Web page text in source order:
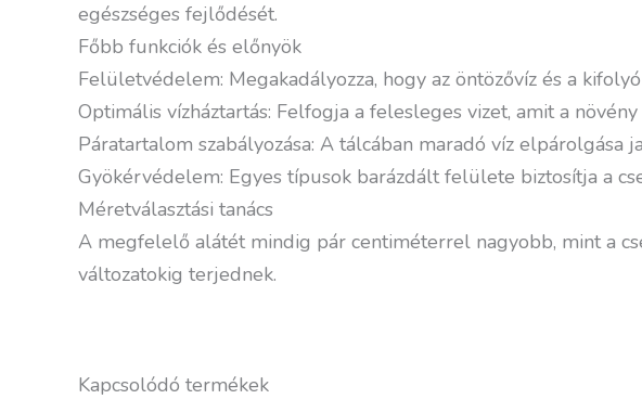
egészséges fejlődését.
Főbb funkciók és előnyök
Felületvédelem: Megakadályozza, hogy az öntözővíz és a
Optimális vízháztartás: Felfogja a felesleges vizet, amit a
Páratartalom szabályozása: A tálcában maradó víz elpárolgása
Gyökérvédelem: Egyes típusok barázdált felülete biztosítja a
Méretválasztási tanács
A megfelelő alátét mindig pár centiméterrel nagyobb, mint a
változatokig terjednek.
Kapcsolódó termékek